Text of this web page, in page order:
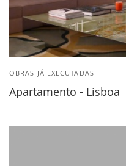
OBRAS JÁ EXECUTADAS
Apartamento - Lisboa